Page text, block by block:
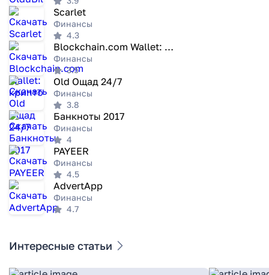
Scarlet
Финансы
4.3
Blockchain.com Wallet: крипто
Финансы
3.5
Old Ощад 24/7
Финансы
3.8
Банкноты 2017
Финансы
4
PAYEER
Финансы
4.5
AdvertApp
Финансы
4.7
Интересные статьи